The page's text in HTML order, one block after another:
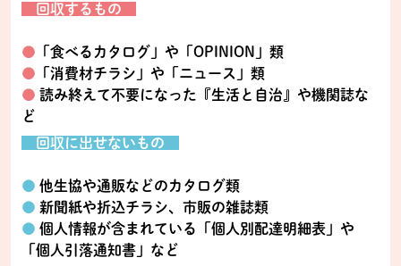
回収するもの
● 「食べるカタログ」や「OPINION」類
● 「消費材チラシ」や「ニュース」類
● 読み終えて不要になった『生活と自治』や機関誌な
ど
回収に出せないもの
● 他生協や通販などのカタログ類
● 新聞紙や折込チラシ、市販の雑誌類
● 個人情報が含まれている「個人別配達明細表」や
「個人引落通知書」など